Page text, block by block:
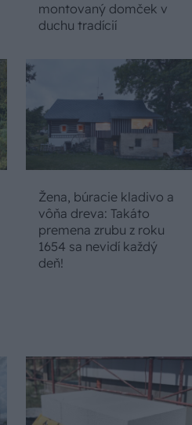
montovaný domček v
duchu tradícií
Žena, búracie kladivo a
vôňa dreva: Takáto
premena zrubu z roku
1654 sa nevidí každý
deň!